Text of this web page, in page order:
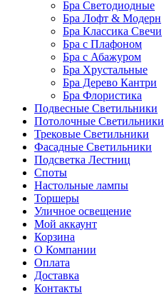
Бра Светодиодные
Бра Лофт & Модерн
Бра Классика Свечи
Бра с Плафоном
Бра с Абажуром
Бра Хрустальные
Бра Дерево Кантри
Бра Флористика
Подвесные Светильники
Потолочные Светильники
Трековые Светильники
Фасадные Светильники
Подсветка Лестниц
Споты
Настольные лампы
Торшеры
Уличное освещение
Мой аккаунт
Корзина
О Компании
Оплата
Доставка
Контакты